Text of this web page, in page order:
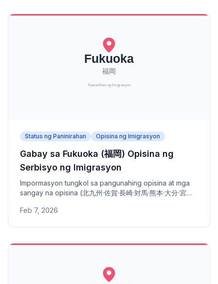
Status ng Paninirahan Opisina ng Imigrasyon
Gabay sa Fukuoka (福岡) Opisina ng
Serbisyo ng Imigrasyon
Impormasyon tungkol sa pangunahing opisina at mga
sangay na opisina (北九州·佐賀·長崎·対馬·熊本·大分·宮崎·
- address, numero ng telepono, at saklaw na lugar.
Feb 7, 2026